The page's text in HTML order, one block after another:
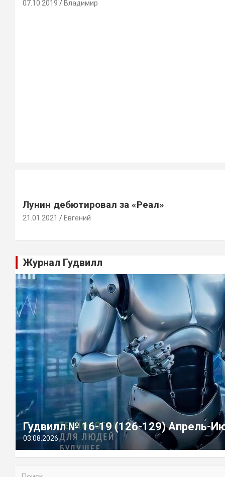
07.10.2019 Владимир
Лунин дебютировал за «Реал»
21.01.2021 Евгений
Журнал Гудвилл
Гудвилл № 16-19 (126-129) Апрель-
03.08.2026